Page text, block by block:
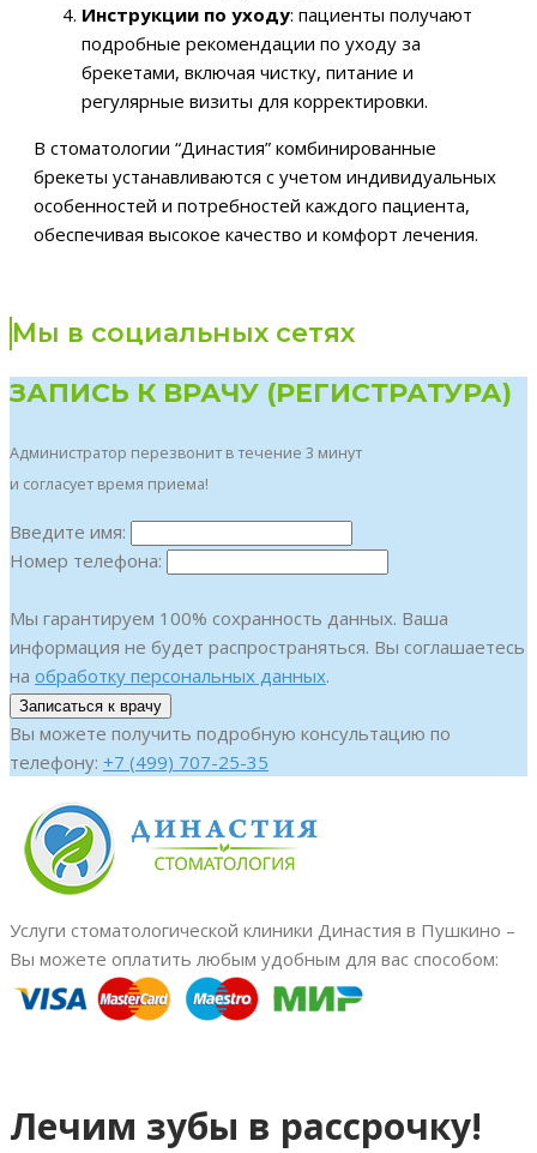
Инструкции по уходу: пациенты получают
подробные рекомендации по уходу за
брекетами, включая чистку, питание и
регулярные визиты для корректировки.
В стоматологии “Династия” комбинированные
брекеты устанавливаются с учетом индивидуальных
особенностей и потребностей каждого пациента,
обеспечивая высокое качество и комфорт лечения.
Мы в социальных сетях
ЗАПИСЬ К ВРАЧУ (РЕГИСТРАТУРА)
Администратор перезвонит в течение 3 минут
и согласует время приема!
Введите имя:
Номер телефона:
Мы гарантируем 100% сохранность данных. Ваша
информация не будет распространяться. Вы соглашаетесь
на обработку персональных данных.
Вы можете получить подробную консультацию по
телефону: +7 (499) 707-25-35
Услуги стоматологической клиники Династия в Пушкино –
Вы можете оплатить любым удобным для вас способом:
Лечим зубы в рассрочку!